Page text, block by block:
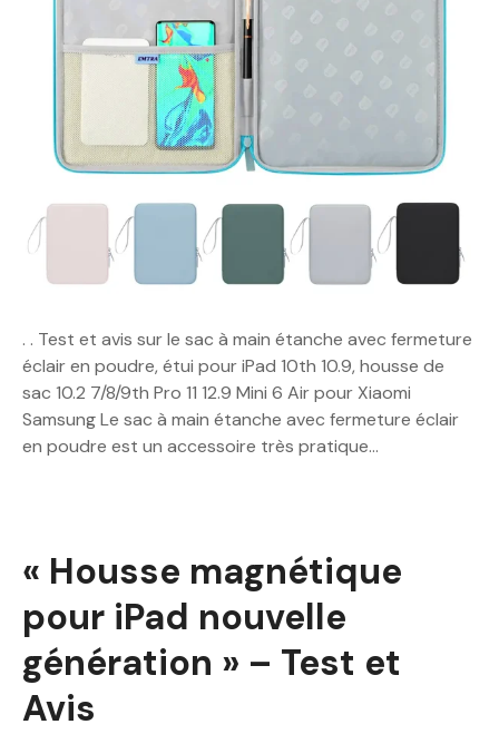
. . Test et avis sur le sac à main étanche avec fermeture
éclair en poudre, étui pour iPad 10th 10.9, housse de
sac 10.2 7/8/9th Pro 11 12.9 Mini 6 Air pour Xiaomi
Samsung Le sac à main étanche avec fermeture éclair
en poudre est un accessoire très pratique…
« Housse magnétique
pour iPad nouvelle
génération » – Test et
Avis